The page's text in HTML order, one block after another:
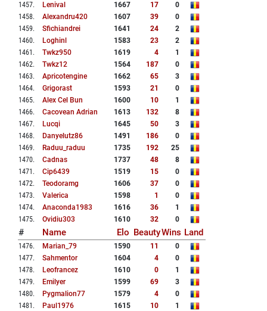
1457. Lenival 1667 17
0
1458. Alexandru420 1607 39
0
1459. Sfichiandrei 1641 24
2
1460. Loghinl 1583 23
2
1461 . Twkz950 1619 4
1
1462. Twkz12 1564 187
0
1463. Apricotengine 1662 65
3
1464. Grigorast 1593 21
0
1465. Alex Cel Bun 1600 10
1
1466. Cacovean Adrian 1613 132
8
1467. Lucqi 1645 50
3
1468. Danyelutz86 1491 186
0
1469. Raduu_raduu 1735 192
25
1470. Cadnas 1737 48
8
1471 . Cip6439 1519 15
0
1472. Teodoramg 1606 37
0
1473. Valerica 1598 1
0
1474. Anaconda1983 1616 36
1
1475. Ovidiu303 1610 32 0
# Name Elo BeautyWins Land
1476. Marian_79 1590 11
0
1477. Sahmentor 1604 4
0
1478. Leofrancez 1610 0
1
1479. Emilyer 1599 69
3
1480. Pygmalion77 1579 4
0
1481 . Paul1976 1615 10
1